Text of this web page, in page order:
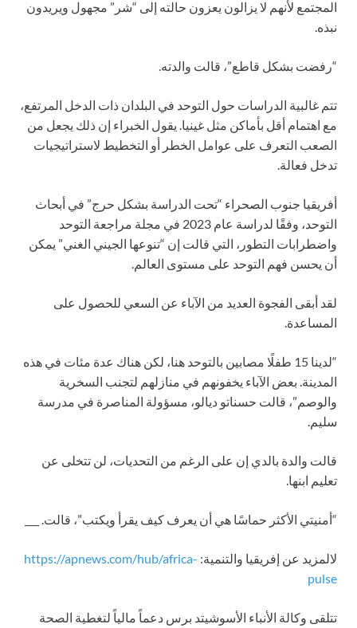
المجتمع لأنهم لا يزالون يعزون حالته إلى “شر” مجهول ويريدون
نبذه.
“رفضت بشكل قاطع”، قالت والدته.
تتم غالبية الدراسات حول التوحد في البلدان ذات الدخل المرتفع،
مع اهتمام أقل بأماكن مثل غينيا. يقول الخبراء إن ذلك يجعل من
الصعب التعرف على عوامل الخطر أو التخطيط لاستراتيجيات
تدخل فعالة.
أفريقيا جنوب الصحراء “تحت الدراسة بشكل حرج” في أبحاث
التوحد، وفقًا لدراسة عام 2023 في مجلة مراجعة التوحد
واضطرابات التطور، التي قالت إن “تنوعها الجيني الغني” يمكن
أن يحسن فهم التوحد على مستوى العالم.
لقد أبقى الفجوة العديد من الآباء عن السعي للحصول على
المساعدة.
“لدينا 15 طفلًا مصابين بالتوحد هنا، لكن هناك عدة مئات في هذه
المدينة. بعض الآباء يخفونهم في منازلهم لتجنب السخرية
والوصم”، قالت حسناتو ديالو، مسؤولة المناصرة في مدرسة
سليم.
قالت والدة بالدي إن على الرغم من التحديات، لن تتخلى عن
تعليم ابنها.
“أمنيتي الأكثر حماسًا هي أن يعرف كيف يقرأ ويكتب”، قالت. ___
لالمزيد عن إفريقيا والتنمية: https://apnews.com/hub/africa-
pulse
تتلقى وكالة الأنباء الأسوشيتد برس دعماً مالياً لتغطية الصحة